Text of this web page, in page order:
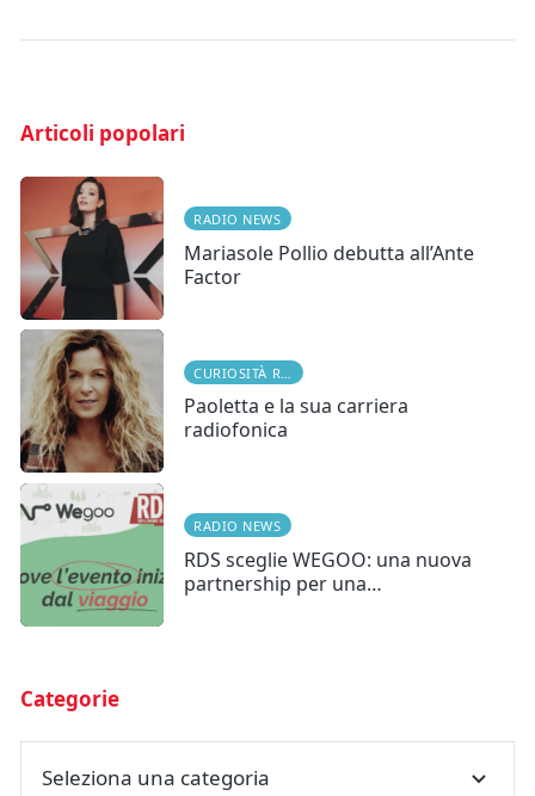
Articoli popolari
RADIO NEWS
Mariasole Pollio debutta all’Ante
Factor
Paoletta e la sua carriera
radiofonica
RADIO NEWS
RDS sceglie WEGOO: una nuova
partnership per una…
Categorie
Seleziona una categoria